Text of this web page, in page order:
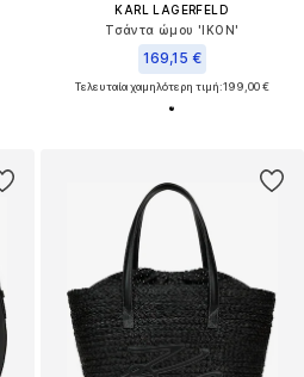
KARL LAGERFELD
Τσάντα ώμου 'IKON'
169,15 €
Τελευταία χαμηλότερη τιμή:199,00 €